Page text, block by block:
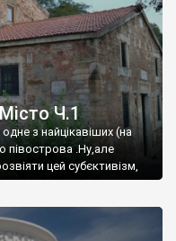
Ч.1
з найцікавіших (на
півострова .Ну,але
цей субєктивізм,